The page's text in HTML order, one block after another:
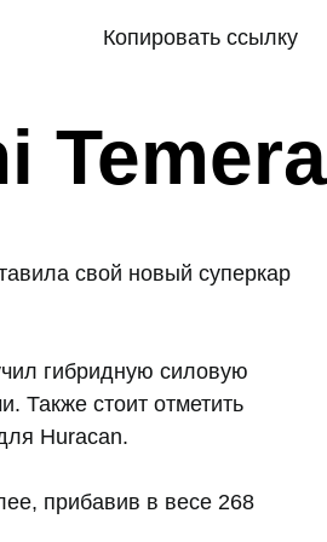
Копировать ссылку
свой новый суперкар
гибридную силовую
Также стоит отметить
Huracan.
прибавив в весе 268